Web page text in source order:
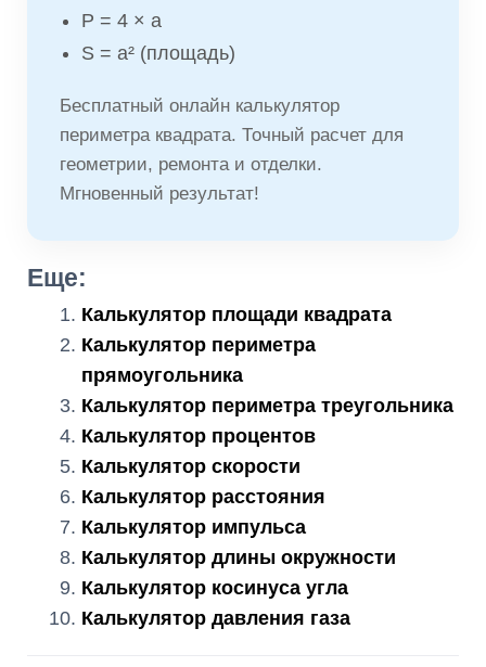
P = 4 × a
S = a² (площадь)
Бесплатный онлайн калькулятор
периметра квадрата. Точный расчет для
геометрии, ремонта и отделки.
Мгновенный результат!
Еще:
Калькулятор площади квадрата
Калькулятор периметра
прямоугольника
Калькулятор периметра треугольника
Калькулятор процентов
Калькулятор скорости
Калькулятор расстояния
Калькулятор импульса
Калькулятор длины окружности
Калькулятор косинуса угла
Калькулятор давления газа